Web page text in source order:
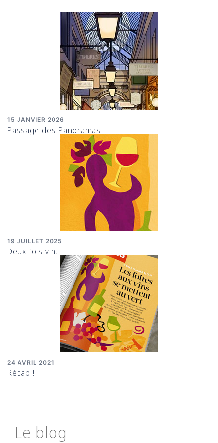
15 JANVIER 2026
Passage des Panoramas
19 JUILLET 2025
Deux fois vin.
24 AVRIL 2021
Récap !
Le blog